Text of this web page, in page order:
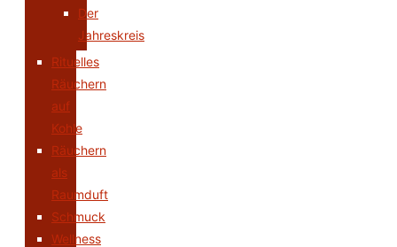
Der
Jahreskreis
Rituelles
Räuchern
auf
Kohle
Räuchern
als
Raumduft
Schmuck
Wellness